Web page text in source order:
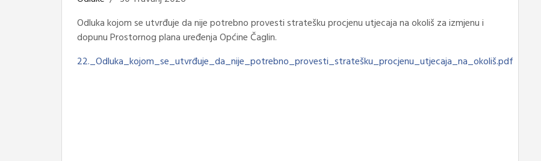
Odluka kojom se utvrđuje da nije potrebno provesti stratešku procjenu utjecaja na okoliš za izmjenu i
dopunu Prostornog plana uređenja Općine Čaglin.
22._Odluka_kojom_se_utvrđuje_da_nije_potrebno_provesti_stratešku_procjenu_utjecaja_na_okoliš.pdf